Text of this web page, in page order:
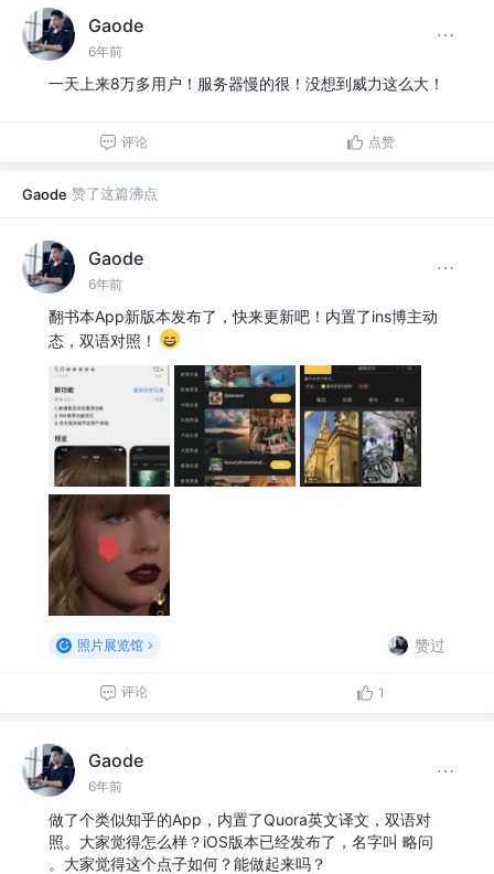
Gaode
6年前
一天上来8万多用户！服务器慢的很！没想到威力这么大！
评论 点赞
Gaode 赞了这篇沸点
Gaode
6年前
翻书本App新版本发布了，快来更新吧！内置了ins博主动
态，双语对照！
照片展览馆 赞过
评论 1
Gaode
6年前
做了个类似知乎的App，内置了Quora英文译文，双语对
照。大家觉得怎么样？iOS版本已经发布了，名字叫 略问
。大家觉得这个点子如何？能做起来吗？